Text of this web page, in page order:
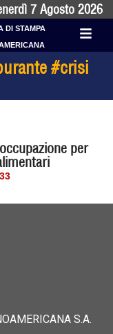
7 Agosto 2026
DI STAMPA
#crisi
per
S.A.